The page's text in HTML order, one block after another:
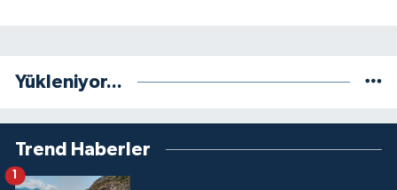
Yükleniyor...
Trend Haberler
1